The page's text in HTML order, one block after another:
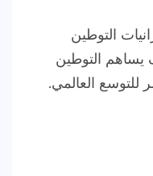
التوطين
التوطين
للتوسع العالمي.